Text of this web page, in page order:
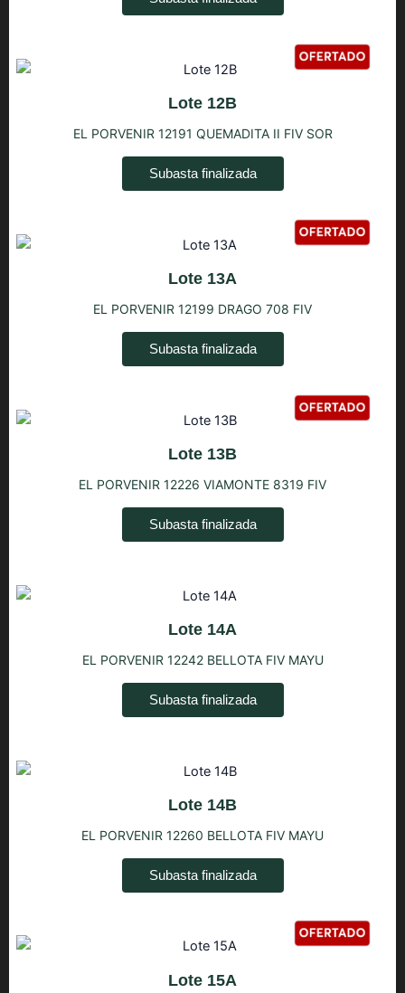
Lote 12B
EL PORVENIR 12191 QUEMADITA II FIV SOR
Subasta finalizada
Lote 13A
EL PORVENIR 12199 DRAGO 708 FIV
Subasta finalizada
Lote 13B
EL PORVENIR 12226 VIAMONTE 8319 FIV
Subasta finalizada
Lote 14A
EL PORVENIR 12242 BELLOTA FIV MAYU
Subasta finalizada
Lote 14B
EL PORVENIR 12260 BELLOTA FIV MAYU
Subasta finalizada
Lote 15A